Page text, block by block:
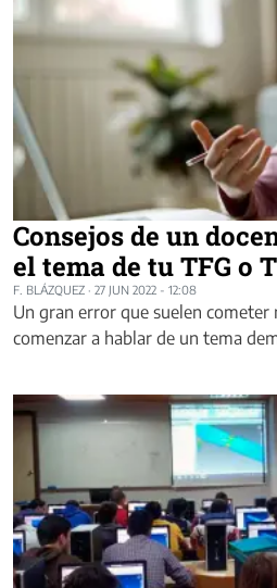
Consejos de un
el tema de tu TFG o
F. BLÁZQUEZ · 27 JUN 2022 - 12:08
Un gran error que suelen cometer
comenzar a hablar de un tema